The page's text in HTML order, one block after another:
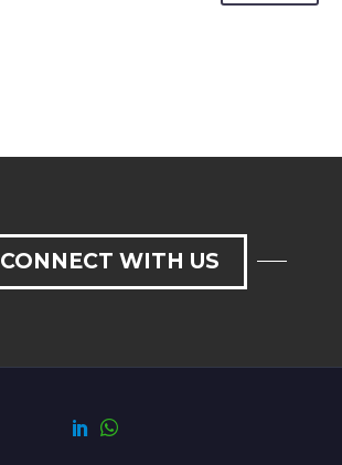
CONNECT WITH US